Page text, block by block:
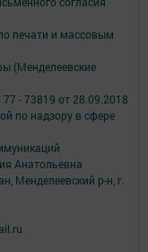
печати и массовым
(Менделеевские
- 73819 от 28.09.2018
по надзору в сфере
Анатольевна
Менделеевский р-н, г.